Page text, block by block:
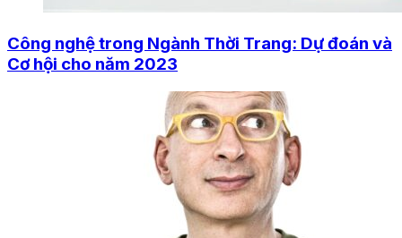
Công nghệ trong Ngành Thời Trang: Dự đoán và
Cơ hội cho năm 2023